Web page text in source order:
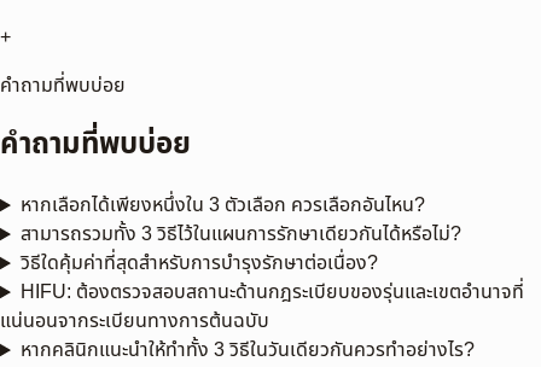
+
คำถามที่พบบ่อย
คำถามที่พบบ่อย
หากเลือกได้เพียงหนึ่งใน 3 ตัวเลือก ควรเลือกอันไหน?
สามารถรวมทั้ง 3 วิธีไว้ในแผนการรักษาเดียวกันได้หรือไม่?
วิธีใดคุ้มค่าที่สุดสำหรับการบำรุงรักษาต่อเนื่อง?
HIFU: ต้องตรวจสอบสถานะด้านกฎระเบียบของรุ่นและเขตอำนาจที่
แน่นอนจากระเบียนทางการต้นฉบับ
หากคลินิกแนะนำให้ทำทั้ง 3 วิธีในวันเดียวกันควรทำอย่างไร?